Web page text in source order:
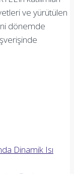
ve yürütülen
dönemde
Dinamik Isı